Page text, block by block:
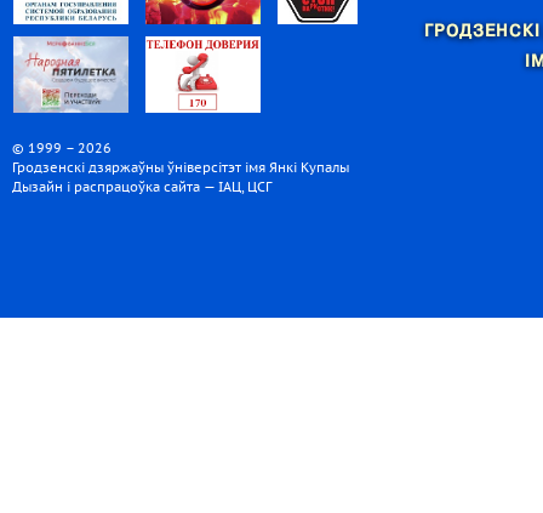
© 1999 – 2026
Гродзенскі дзяржаўны ўніверсітэт імя Янкі Купалы
Дызайн і распрацоўка сайта — ІАЦ, ЦСГ